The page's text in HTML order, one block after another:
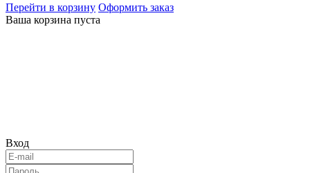
Перейти в корзину Оформить заказ
Ваша корзина пуста
Вход